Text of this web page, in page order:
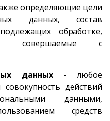
определяющие цели
данных, состав
обработке,
совершаемые с
данных - любое
действий
данными,
средств